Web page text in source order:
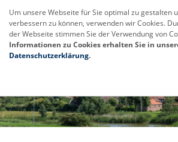
Um unsere Webseite für Sie optimal zu gestalten
verbessern zu können, verwenden wir Cookies.
der Webseite stimmen Sie der Verwendung von
Informationen zu Cookies erhalten Sie in
Datenschutzerklärung.